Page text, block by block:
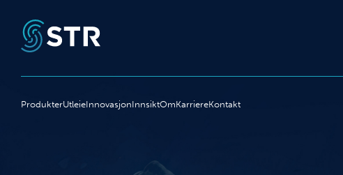
ProdukterUtleieInnovasjonInnsiktOmKarriereKontakt